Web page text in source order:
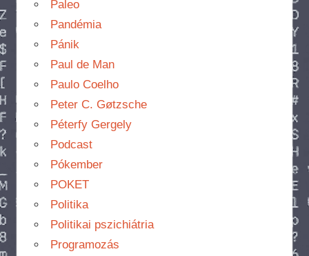
Paleo
Pandémia
Pánik
Paul de Man
Paulo Coelho
Peter C. Gøtzsche
Péterfy Gergely
Podcast
Pókember
POKET
Politika
Politikai pszichiátria
Programozás